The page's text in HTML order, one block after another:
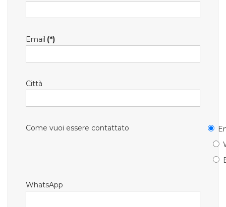
Email (*)
Città
Come vuoi essere contattato
WhatsApp